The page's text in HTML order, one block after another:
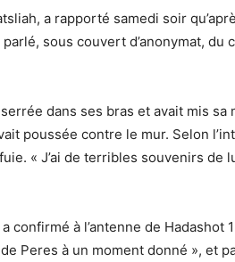
a rapporté samedi soir
sous couvert d’anonymat, du
dans ses bras et avait mis sa
poussée contre le mur. Selon
« J’ai de terribles souvenirs de
confirmé à l’antenne de Hadashot
Peres à un moment donné », et